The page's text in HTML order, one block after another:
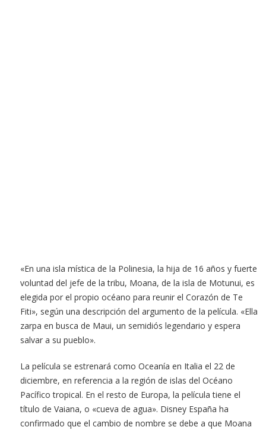
«En una isla mística de la Polinesia, la hija de 16 años y fuerte
voluntad del jefe de la tribu, Moana, de la isla de Motunui, es
elegida por el propio océano para reunir el Corazón de Te
Fiti», según una descripción del argumento de la película. «Ella
zarpa en busca de Maui, un semidiós legendario y espera
salvar a su pueblo».
La película se estrenará como Oceanía en Italia el 22 de
diciembre, en referencia a la región de islas del Océano
Pacífico tropical. En el resto de Europa, la película tiene el
título de Vaiana, o «cueva de agua». Disney España ha
confirmado que el cambio de nombre se debe a que Moana